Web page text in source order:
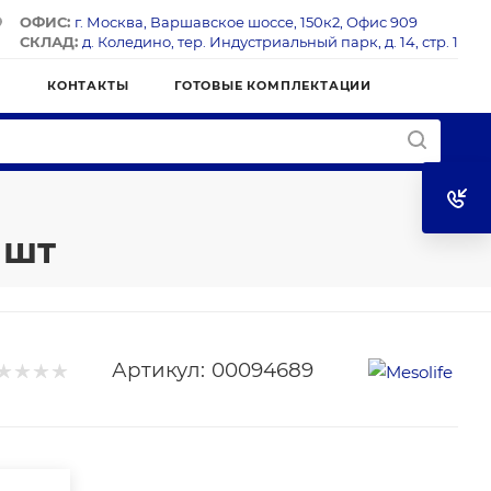
ОФИС: г. Москва, Варшавское шоссе, 150к2, Офис 909
СКЛАД: д. Коледино, тер. Индустриальный парк, д. 14, стр. 1
КОНТАКТЫ ГОТОВЫЕ КОМПЛЕКТАЦИИ
шт
Артикул: 00094689